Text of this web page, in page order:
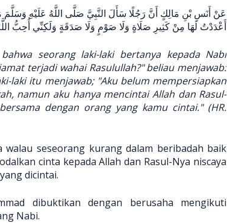
أَعْدَدْتُ لَهَا مِنْ كَثِيرِ صَلَاةٍ وَلَا صَوْمٍ وَلَا صَدَقَةٍ وَلَكِنِّي أُحِبُّ
seorang laki-laki bertanya kepada Nabi
terjadi wahai Rasulullah?" beliau menjawab:
laki itu menjawab; "Aku belum mempersiapkan
namun aku hanya mencintai Allah dan Rasul-
dengan orang yang kamu cintai." (HR.
seseorang kurang dalam beribadah baik
cinta kepada Allah dan Rasul-Nya niscaya
dicintai.
dibuktikan dengan berusaha mengikuti
Nabi.